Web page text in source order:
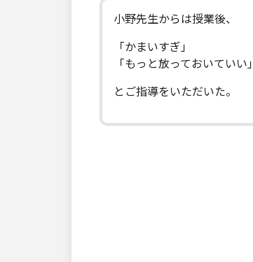
小野先生からは授業後、
「かまいすぎ」
「もっと放っておいていい」
とご指導をいただいた。